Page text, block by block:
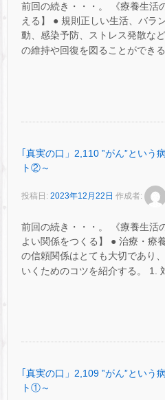
前回の続き・・・。 《療養生活
える】 ● 規則正しい生活、バラ
動、感染予防、ストレス発散な
の維持や回復を図ることができ
｢真実の口」2,110 ‟がん”とい
ト②～
投稿日: 2023年12月22日 作成者:
前回の続き・・・。 《療養生活
よい関係をつくる】 ● 治療・療
の信頼関係はとても大切であり
いくためのコツを紹介する。 1.
｢真実の口」2,109 ‟がん”という
ト①～